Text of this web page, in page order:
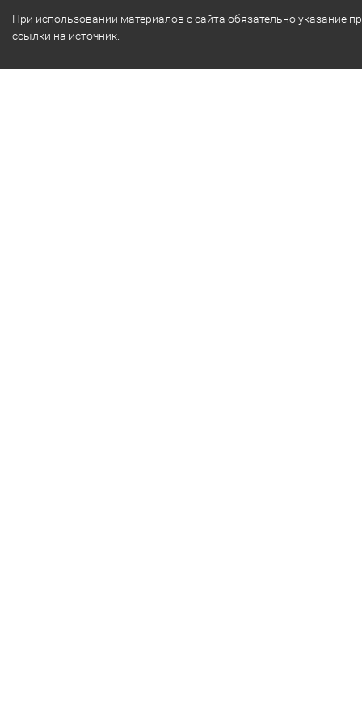
При использовании материалов с сайта обязательно указание
ссылки на источник.